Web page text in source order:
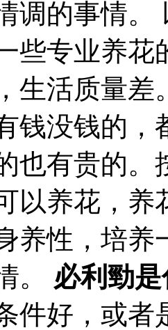
调的事情。
些专业养花
生活质量差
钱没钱的，
也有贵的。
以养花，
养性，培养
。 必利勁
件好，或者